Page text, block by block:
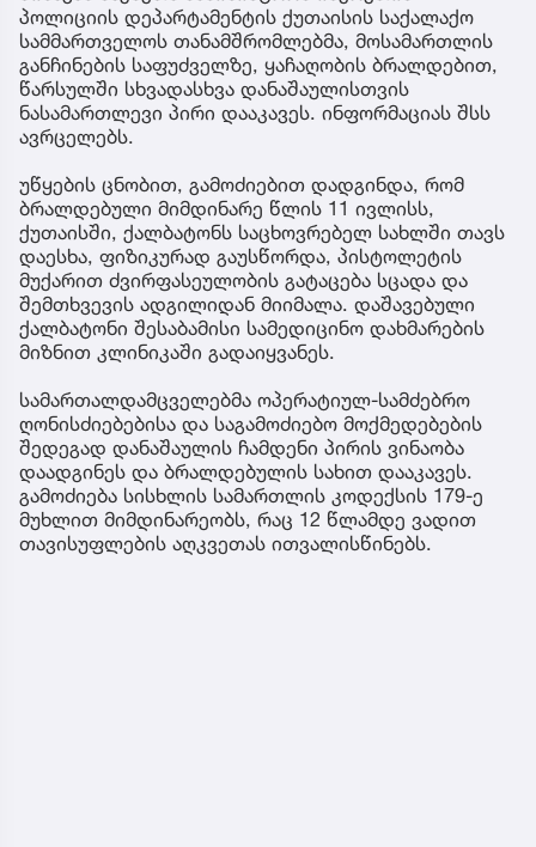
პოლიციის დეპარტამენტის ქუთაისის საქალაქო
სამმართველოს თანამშრომლებმა, მოსამართლის
განჩინების საფუძველზე, ყაჩაღობის ბრალდებით,
წარსულში სხვადასხვა დანაშაულისთვის
ნასამართლევი პირი დააკავეს. ინფორმაციას შსს
ავრცელებს.
უწყების ცნობით, გამოძიებით დადგინდა, რომ
ბრალდებული მიმდინარე წლის 11 ივლისს,
ქუთაისში, ქალბატონს საცხოვრებელ სახლში თავს
დაესხა, ფიზიკურად გაუსწორდა, პისტოლეტის
მუქარით ძვირფასეულობის გატაცება სცადა და
შემთხვევის ადგილიდან მიიმალა. დაშავებული
ქალბატონი შესაბამისი სამედიცინო დახმარების
მიზნით კლინიკაში გადაიყვანეს.
სამართალდამცველებმა ოპერატიულ-სამძებრო
ღონისძიებებისა და საგამოძიებო მოქმედებების
შედეგად დანაშაულის ჩამდენი პირის ვინაობა
დაადგინეს და ბრალდებულის სახით დააკავეს.
გამოძიება სისხლის სამართლის კოდექსის 179-ე
მუხლით მიმდინარეობს, რაც 12 წლამდე ვადით
თავისუფლების აღკვეთას ითვალისწინებს.